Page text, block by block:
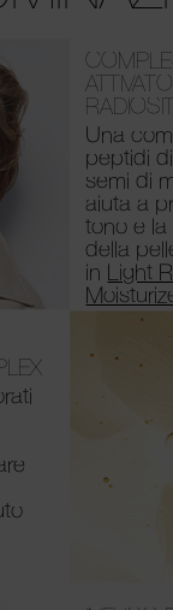
Una
peptidi
semi di
aiuta a
tono e la
della
in Light